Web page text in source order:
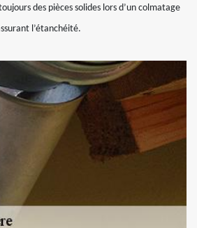
des pièces solides lors d’un colmatage
l’étanchéité.